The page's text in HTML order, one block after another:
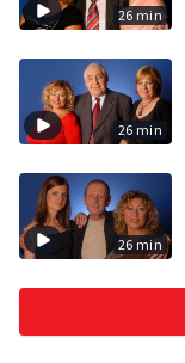
26 min
26 min
26 min